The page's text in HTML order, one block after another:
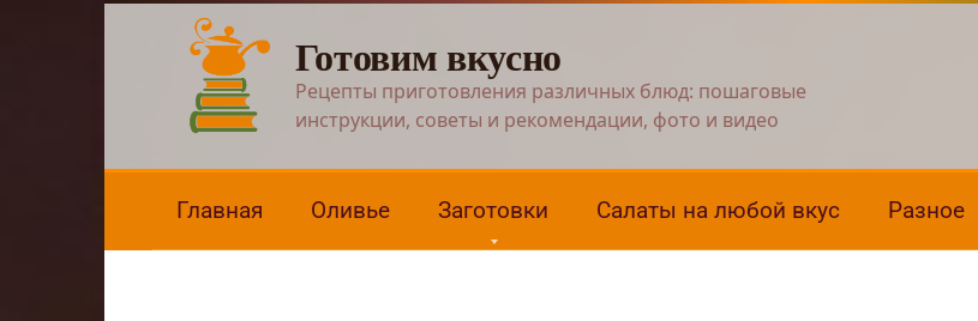
Готовим вкусно
Рецепты приготовления различных блюд: пошаговые
инструкции, советы и рекомендации, фото и видео
Главная Оливье Заготовки Салаты на любой вкус Разное